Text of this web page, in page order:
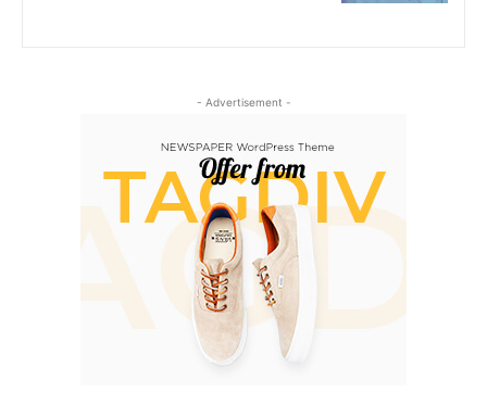
- Advertisement -